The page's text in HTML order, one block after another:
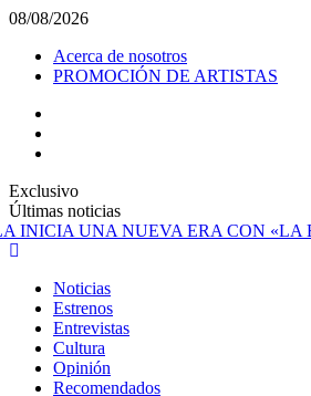
Saltar
contenido
08/08/2026
Acerca de nosotros
PROMOCIÓN DE ARTISTAS
Exclusivo
Últimas noticias
Noticias
Estrenos
Entrevistas
Cultura
Opinión
Recomendados